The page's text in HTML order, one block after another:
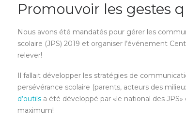
Promouvoir les gestes
Nous avons été mandatés pour gérer les
scolaire (JPS) 2019 et organiser l’événement
relever!
Il fallait développer les stratégies de
persévérance scolaire (parents, acteurs des
d’outils a été développé par «le national des
maximum!